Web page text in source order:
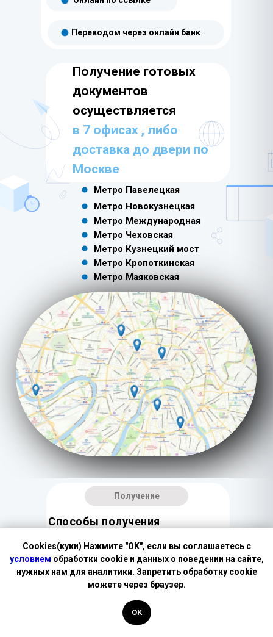
Cookies(куки) Нажмите "OK", если вы соглашаетесь с
условием обработки cookie и данных о поведении на сайте,
нужных нам для аналитики. Запретить обработку cookie
можете через браузер.
OK
Переводом через онлайн банк
Получение готовых
документов
осуществляется
в 7 офисах , либо
доставка до двери по
Москве
Метро Павелецкая
Метро Новокузнецкая
Метро Международная
Метро Чеховская
Метро Кузнецкий мост
Метро Кропоткинская
Метро Маяковская
Получение
Способы получения
Самовывоз из любого
из 7 филиалов
В центре Москвы
расположены 7